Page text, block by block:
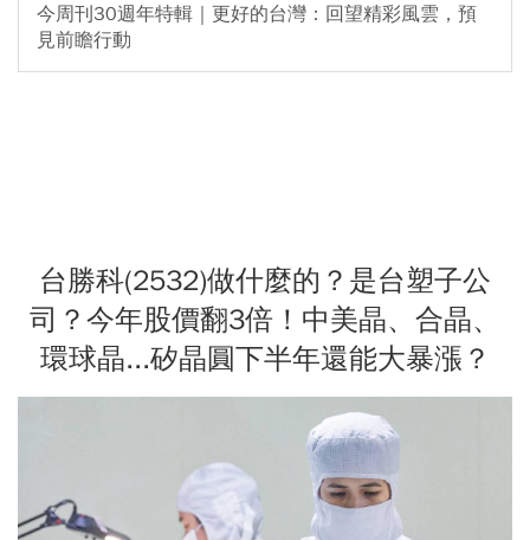
今周刊30週年特輯｜更好的台灣：回望精彩風雲，預
見前瞻行動
台勝科(2532)做什麼的？是台塑子公
司？今年股價翻3倍！中美晶、合晶、
環球晶...矽晶圓下半年還能大暴漲？